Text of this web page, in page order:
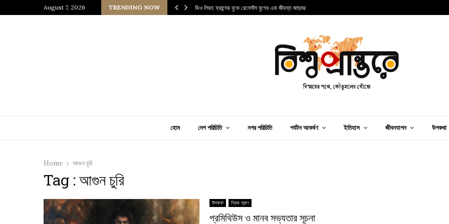
August 7, 2026 TRENDING NOW
জাপানি আধ্যাত্মিকতার ছোঁয়া ভিও লিয়ন: ফ্রান্সের বুকে রেনেসাঁস যুগের এক জীবন্ত জাদুঘর
হোম দেশ পরিচিতি নগর পরিচিতি পর্যটন আকর্ষণ ইতিহাস জীবনযাপন উপকথা
Home আগুন চুরি
Tag : আগুন চুরি
উপকথা গ্রিক পুরাণ
প্রমিথিউস ও মানব সভ্যতার সূচনা